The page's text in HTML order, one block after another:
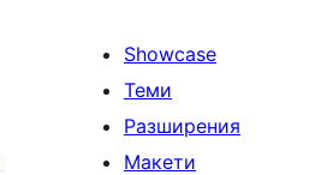
Showcase
Теми
Разширения
Макети